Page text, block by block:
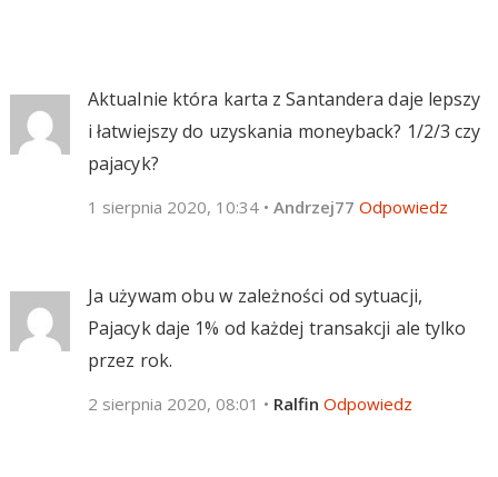
Aktualnie która karta z Santandera daje lepszy
i łatwiejszy do uzyskania moneyback? 1/2/3 czy
pajacyk?
1 sierpnia 2020, 10:34 • Andrzej77 Odpowiedz
Ja używam obu w zależności od sytuacji,
Pajacyk daje 1% od każdej transakcji ale tylko
przez rok.
2 sierpnia 2020, 08:01 • Ralfin Odpowiedz